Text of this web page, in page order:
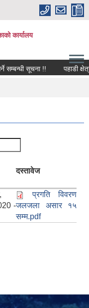
कार्यालय
सूचना !! पहाडी
दस्तावेज
-
प्रगति विवरण
जलजला असार १५
सम्म.pdf